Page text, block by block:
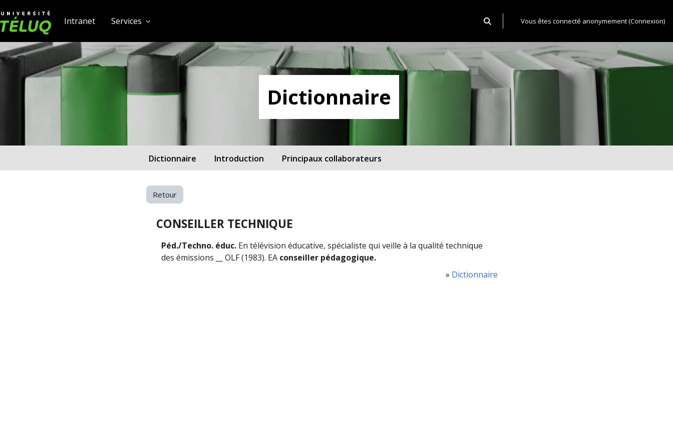
Université TÉLUQIntranet Services Activer/désactiver la saisie de recherche
Vous êtes connecté anonymement (Connexion)
Dictionnaire
Introduction
Dictionnaire Principaux collaborateurs
Retour
CONSEILLER TECHNIQUE
Péd./Techno. éduc. En télévision éducative, spécialiste qui veille à la qualité technique
des émissions __ OLF (1983). EA conseiller pédagogique.
» Dictionnaire